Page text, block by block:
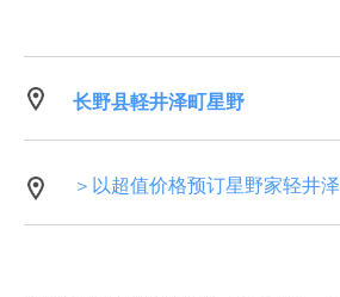
长野县軽井泽町星野
＞以超值价格预订星野家轻井泽